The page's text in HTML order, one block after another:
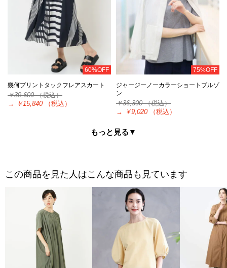
60%OFF
幾何プリントタックフレアスカート
￥39,600（税込）
→
￥15,840 （税込）
75%OFF
ジャージーノーカラーショートブルゾ
ン
￥36,300（税込）
→
￥9,020 （税込）
もっと見る▼
この商品を見た人はこんな商品も見ています